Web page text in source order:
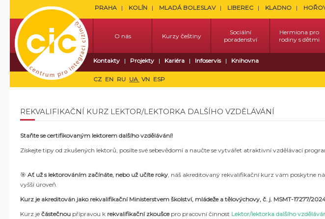
PRAHA KOLÍN MLADÁ BOLESLAV LIBEREC KLADNO
O nás Kurzy češtiny
Sociální
poradenství
Hermiona pro
rodiny s dětmi
Kontakty Projekty Kariéra Infoservis Knihovna
CZ EN RU UA VN ESP
REKVALIFIKAČNÍ KURZ LEKTOR/LEKTORKA DALŠÍHO VZDĚLÁVÁNÍ
Staňte se certifikovaným lektorem dalšího vzdělávání!
Získejte tipy od zkušených lektorů, posilte své sebevědomí a naučte se vytvářet atraktivní vzdělávací
🎯 Ať už s lektorováním začínáte, nebo už učíte roky, náš akreditovaný rekvalifikační kurz vám poskytne
vyšší úroveň.
Kurz je akreditován jako rekvalifikační Ministerstvem školství, mládeže a tělovýchovy, č. j. MSMT-17277/
Kurz je částečnou přípravou k rekvalifikační zkoušcepro pracovní činnost Lektor/lektorka dalšího